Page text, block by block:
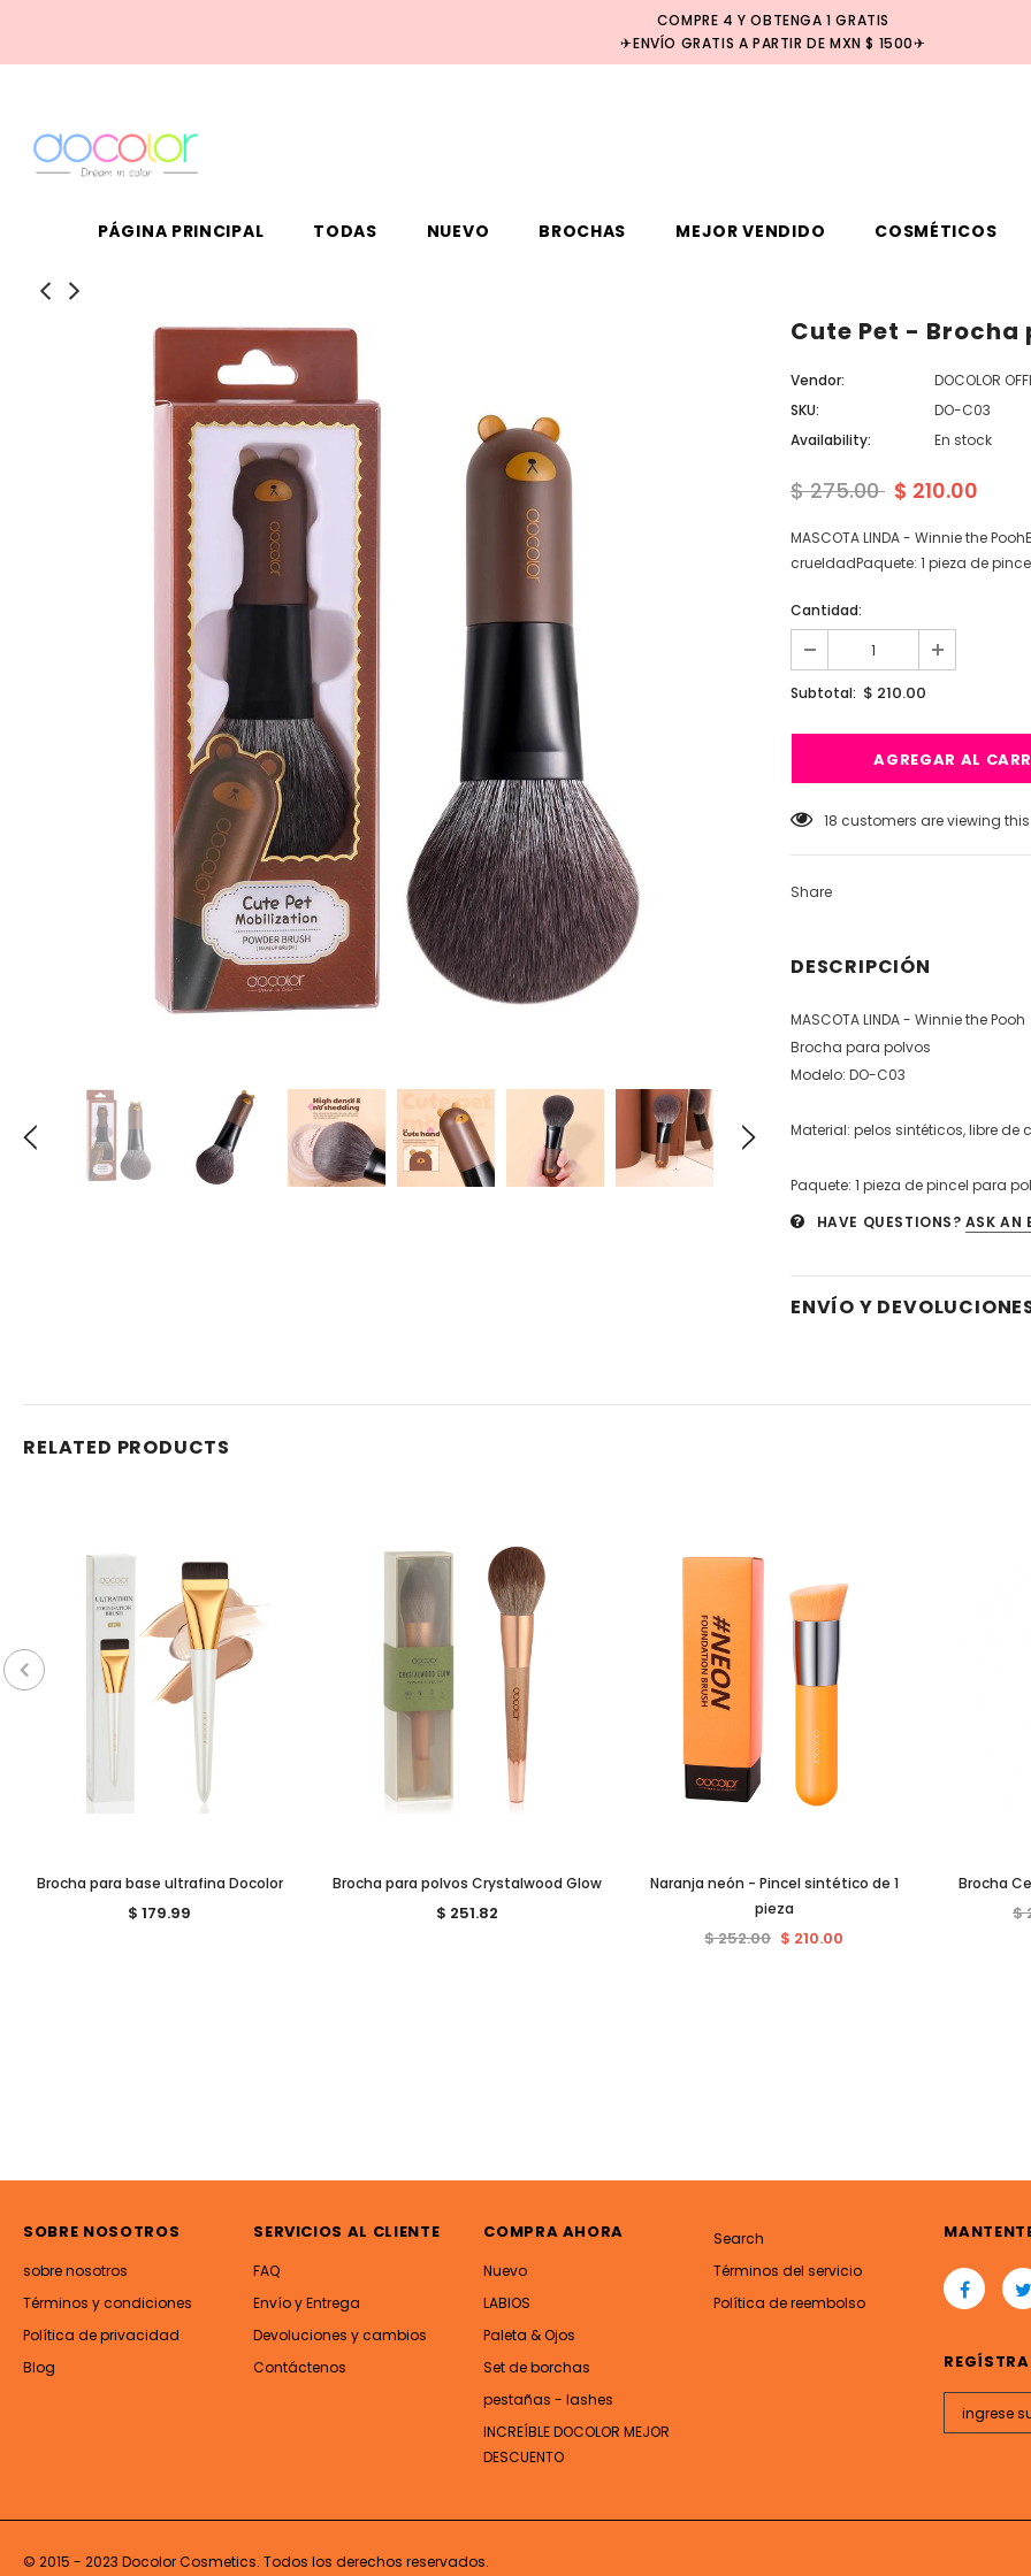
COMPRE 4 Y OBTENGA 1 GRATIS
✈ENVÍO GRATIS A PARTIR DE MXN $ 1500✈
PÁGINA PRINCIPAL TODAS NUEVO BROCHAS MEJOR VENDIDO COSMÉTICOS
Cute Pet - Brocha
Vendor:
DOCOLOR
SKU:
DO-C03
Availability:
En stock
$ 275.00 $ 210.00
MASCOTA LINDA - Winnie the
crueldadPaquete: 1 pieza de
Cantidad:
Subtotal: $ 210.00
18 customers are viewing
Share
DESCRIPCIÓN
MASCOTA LINDA - Winnie the Pooh
Brocha para polvos
Modelo: DO-C03
Material: pelos sintéticos, libre de
Paquete: 1 pieza de pincel para
HAVE QUESTIONS? ASK AN
ENVÍO Y
RELATED PRODUCTS
Brocha para base ultrafina Docolor
$ 179.99
Brocha para polvos Crystalwood Glow
$ 251.82
Naranja neón - Pincel sintético de 1
pieza
$ 252.00 $ 210.00
Brocha
$
SOBRE NOSOTROS
sobre nosotros
Términos y condiciones
Política de privacidad
Blog
SERVICIOS AL CLIENTE
FAQ
Envío y Entrega
Devoluciones y cambios
Contáctenos
COMPRA AHORA
Nuevo
LABIOS
Paleta & Ojos
Set de borchas
pestañas - lashes
INCREÍBLE DOCOLOR MEJOR
DESCUENTO
Search
Términos del servicio
Política de reembolso
© 2015 - 2023 Docolor Cosmetics. Todos los derechos reservados.